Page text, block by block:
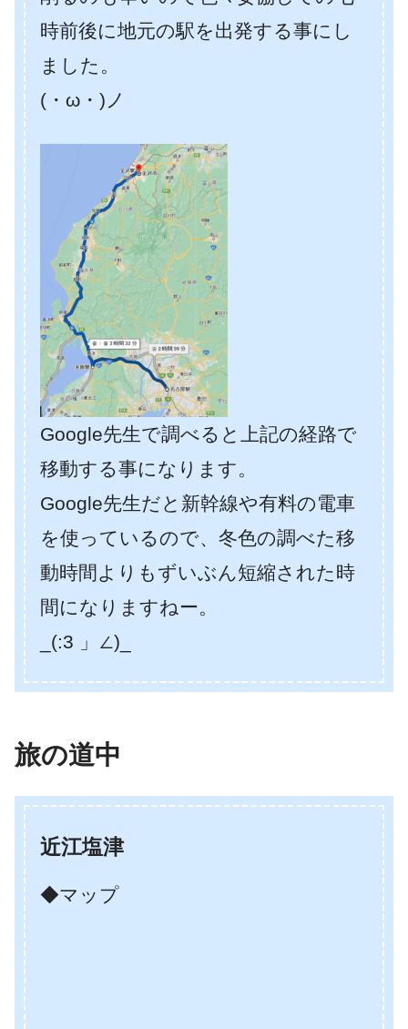
時前後に地元の駅を出発する事にし
ました。
(・ω・)ノ
Google先生で調べると上記の経路で
移動する事になります。
Google先生だと新幹線や有料の電車
を使っているので、冬色の調べた移
動時間よりもずいぶん短縮された時
間になりますねー。
_(:3 」∠)_
旅の道中
近江塩津
◆マップ